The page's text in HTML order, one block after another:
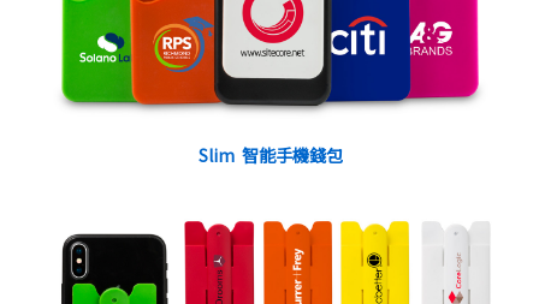
Slim 智能手機錢包